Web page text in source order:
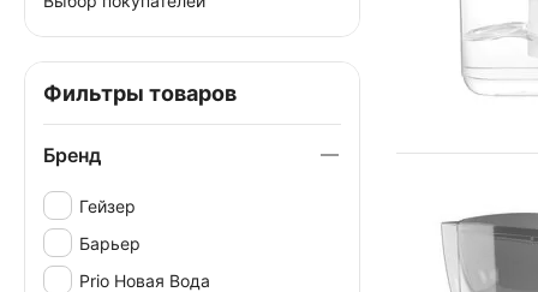
Фильтры товаров
Бренд
Гейзер
Барьер
Prio Новая Вода